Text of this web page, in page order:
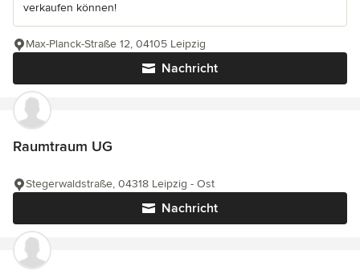
verkaufen können!
Nachricht
Max-Planck-Straße 12, 04105 Leipzig
Raumtraum UG
Nachricht
Stegerwaldstraße, 04318 Leipzig - Ost